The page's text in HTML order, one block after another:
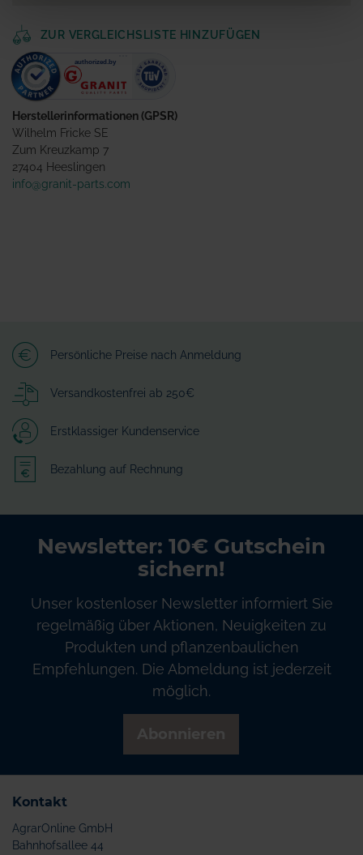
ZUR VERGLEICHSLISTE HINZUFÜGEN
Herstellerinformationen (GPSR)
Wilhelm Fricke SE
Zum Kreuzkamp 7
27404 Heeslingen
info@granit-parts.com
Persönliche Preise nach Anmeldung
Versandkostenfrei ab 250€
Erstklassiger Kundenservice
Bezahlung auf Rechnung
Newsletter: 10€ Gutschein
sichern!
Unser kostenloser Newsletter informiert Sie
regelmäßig über Aktionen, Neuigkeiten zu
Produkten und pflanzenbaulichen
Empfehlungen. Die Abmeldung ist jederzeit
möglich.
Kontakt
AgrarOnline GmbH
Bahnhofsallee 44